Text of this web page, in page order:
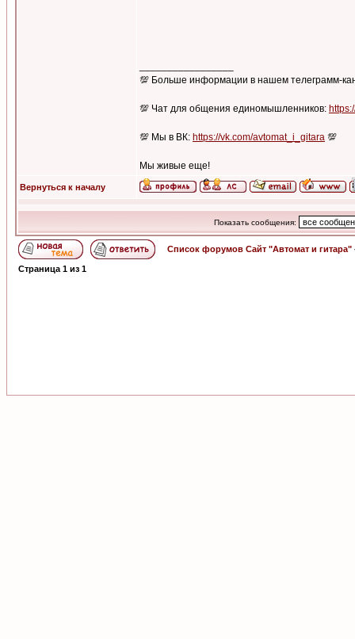
💯 Больше информации в нашем телеграмм-
💯 Чат для общения единомышленников:
💯 Мы в ВК: https://vk.com/avtomat_i_gitara 💯
Мы живые еще!
Вернуться к началу
Показать сообщения:
Список форумов Сайт "Автомат и гитара"
Страница 1 из 1